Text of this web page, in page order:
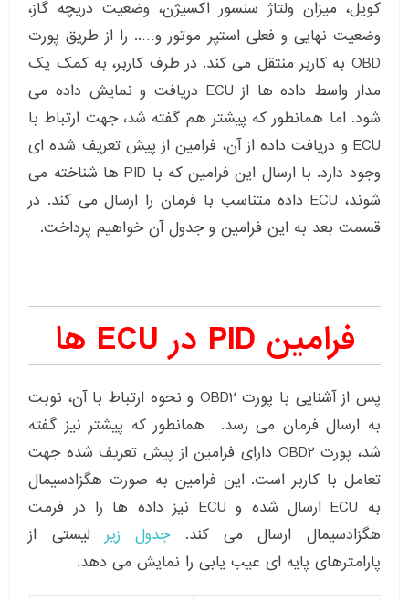
کویل، میزان ولتاژ سنسور اکسیژن، وضعیت دریچه گاز،
وضعیت نهایی و فعلی استپر موتور و….. را از طریق پورت
OBD به کاربر منتقل می کند. در طرف کاربر، به کمک یک
مدار واسط داده ها از ECU دریافت و نمایش داده می
شود. اما همانطور که پیشتر هم گفته شد، جهت ارتباط با
ECU و دریافت داده از آن، فرامین از پیش تعریف شده ای
وجود دارد. با ارسال این فرامین که با PID ها شناخته می
شوند، ECU داده متناسب با فرمان را ارسال می کند. در
قسمت بعد به این فرامین و جدول آن خواهیم پرداخت.
فرامین PID در ECU ها
پس از آشنایی با پورت OBD2 و نحوه ارتباط با آن، نوبت
به ارسال فرمان می رسد. همانطور که پیشتر نیز گفته
شد، پورت OBD2 دارای فرامین از پیش تعریف شده جهت
تعامل با کاربر است. این فرامین به صورت هگزادسیمال
به ECU ارسال شده و ECU نیز داده ها را در فرمت
هگزادسیمال ارسال می کند. جدول زیر لیستی از
پارامترهای پایه ای عیب یابی را نمایش می دهد.